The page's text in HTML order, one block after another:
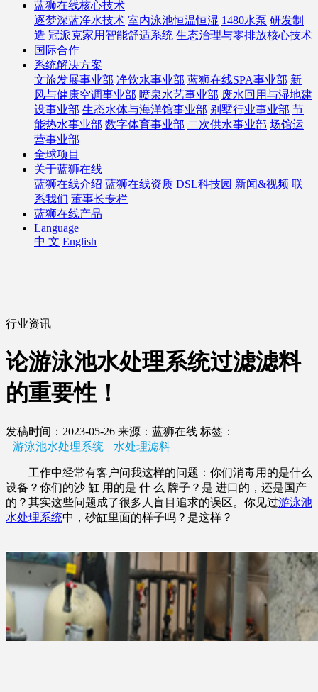
蓝狮在线核心技术
逐梦深蓝净水技术 室内泳池恒温恒湿 1480水泵 研发制
造 冠派克家用智能舒适系统 生态治理与零排放核心技术
国际合作
系统解决方案
文旅发展事业部 净饮水事业部 蓝狮在线SPA事业部 新
风与健康空调事业部 喷泉水艺事业部 废水回用与湿地建
设事业部 生态水体与海洋馆事业部 别墅行业事业部 节
能热水事业部 数字体育事业部 二次供水事业部 场馆运
营事业部
全球项目
关于蓝狮在线
蓝狮在线介绍 蓝狮在线资质 DSL科技园 新闻&视频 联
系我们 董事长专栏
蓝狮在线产品
Language
中 文 English
行业资讯
论游泳池水处理系统过滤滤料
的重要性！
发稿时间：2023-05-26 来源：蓝狮在线 标签：
游泳池水处理系统
水处理滤料
工作中经常有客户问我这样的问题：你们消毒用的是什么
设备？你们的沙 缸 用的是 什 么 牌子？是 进口的，还是国产
的？其实这些问题成了很多人盲目追求的误区。你见过游泳池
水处理系统中，砂缸里面的样子吗？是这样？